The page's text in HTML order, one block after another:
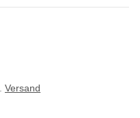
Versand